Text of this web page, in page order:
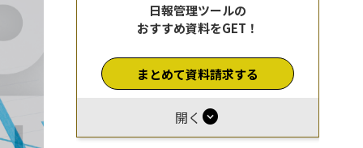
日報管理ツールの
おすすめ資料をGET！
まとめて資料請求する
開く expand_circle_down